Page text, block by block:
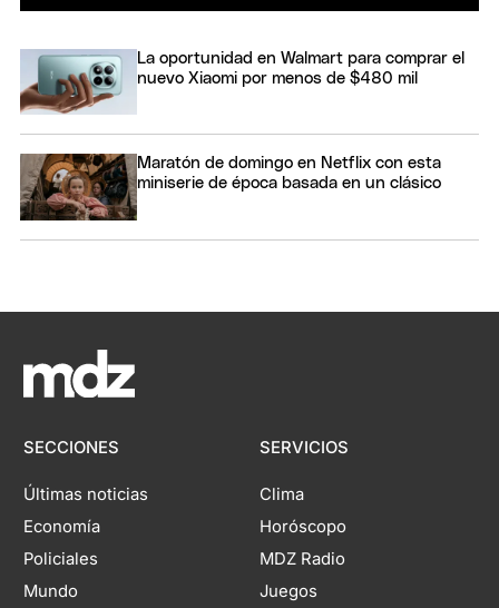
La oportunidad en Walmart para comprar el
nuevo Xiaomi por menos de $480 mil
Maratón de domingo en Netflix con esta
miniserie de época basada en un clásico
SECCIONES
Últimas noticias
Economía
Policiales
Mundo
SERVICIOS
Clima
Horóscopo
MDZ Radio
Juegos